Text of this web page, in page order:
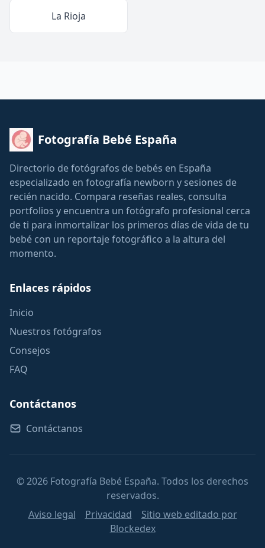
La Rioja
Fotografía Bebé España
Directorio de fotógrafos de bebés en España
especializado en fotografía newborn y sesiones de
recién nacido. Compara reseñas reales, consulta
portfolios y encuentra un fotógrafo profesional cerca
de ti para inmortalizar los primeros días de vida de tu
bebé con un reportaje fotográfico a la altura del
momento.
Enlaces rápidos
Inicio
Nuestros fotógrafos
Consejos
FAQ
Contáctanos
Contáctanos
© 2026 Fotografía Bebé España. Todos los derechos
reservados.
Aviso legal
Privacidad
Sitio web editado por
Blockedex